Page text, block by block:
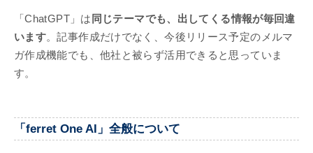
「ChatGPT」は 同じテーマでも、出してくる情報が毎回違
います。記事作成だけでなく、今後リリース予定のメルマ
ガ作成機能でも、他社と被らず活用できると思っていま
す。
「ferret One AI」全般について